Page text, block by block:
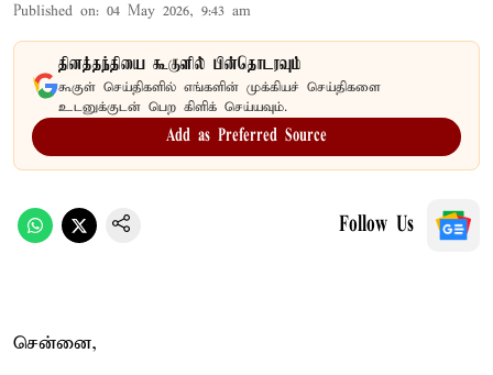
Published on: 04 May 2026, 9:43 am
தினத்தந்தியை கூகுளில் பின்தொடரவும்
கூகுள் செய்திகளில் எங்களின் முக்கியச் செய்திகளை
உடனுக்குடன் பெற கிளிக் செய்யவும்.
Add as Preferred Source
Follow Us
சென்னை,